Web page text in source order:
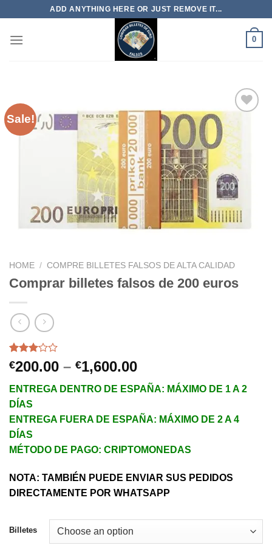
content
ADD ANYTHING HERE OR JUST REMOVE IT...
0
Sale!
HOME / COMPRE BILLETES FALSOS DE ALTA CALIDAD
Comprar billetes falsos de 200 euros
Rated
3.01
5
based
on
165
customer
ratings
€200.00 – €1,600.00Price
range:
€200.00
through
€1,600.00
ENTREGA DENTRO DE ESPAÑA: MÁXIMO DE 1 A 2
DÍAS
ENTREGA FUERA DE ESPAÑA: MÁXIMO DE 2 A 4
DÍAS
MÉTODO DE PAGO: CRIPTOMONEDAS
NOTA: TAMBIÉN PUEDE ENVIAR SUS PEDIDOS
DIRECTAMENTE POR WHATSAPP
Billetes